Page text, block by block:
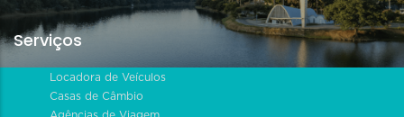
Serviços
Locadora de Veículos
Casas de Câmbio